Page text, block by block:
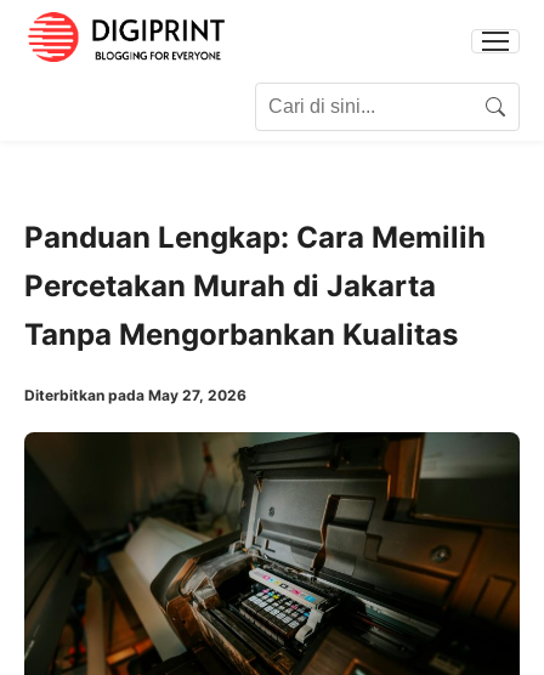
Search
Panduan Lengkap: Cara Memilih
Percetakan Murah di Jakarta
Tanpa Mengorbankan Kualitas
Diterbitkan pada May 27, 2026